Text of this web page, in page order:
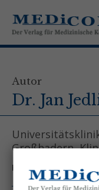
Autor
Dr. Jan
Großhadern,
Kontakt unter: